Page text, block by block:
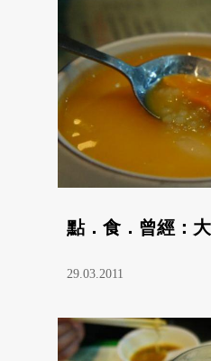
點．食．曾經：
29.03.2011